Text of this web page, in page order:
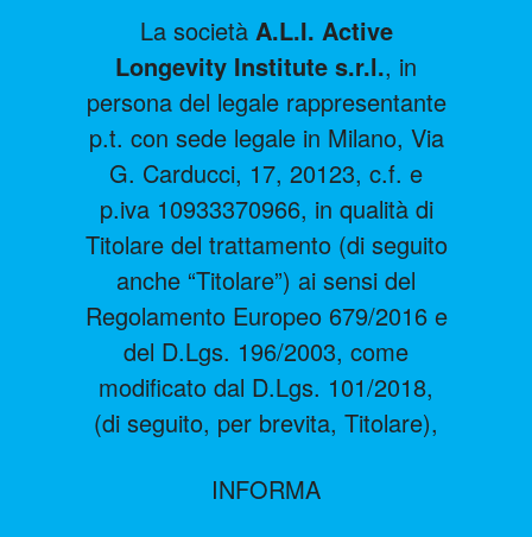
La società A.L.I. Active
Longevity Institute s.r.l., in
persona del legale rappresentante
p.t. con sede legale in Milano, Via
G. Carducci, 17, 20123, c.f. e
p.iva 10933370966, in qualità di
Titolare del trattamento (di seguito
anche “Titolare”) ai sensi del
Regolamento Europeo 679/2016 e
del D.Lgs. 196/2003, come
modificato dal D.Lgs. 101/2018,
(di seguito, per brevita, Titolare),
INFORMA